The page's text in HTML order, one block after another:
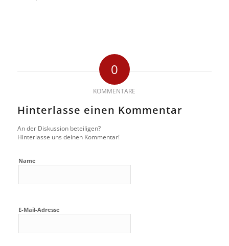
0
KOMMENTARE
Hinterlasse einen Kommentar
An der Diskussion beteiligen?
Hinterlasse uns deinen Kommentar!
Name
E-Mail-Adresse